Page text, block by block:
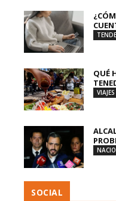
QUÉ
VIAJES
SOCIAL